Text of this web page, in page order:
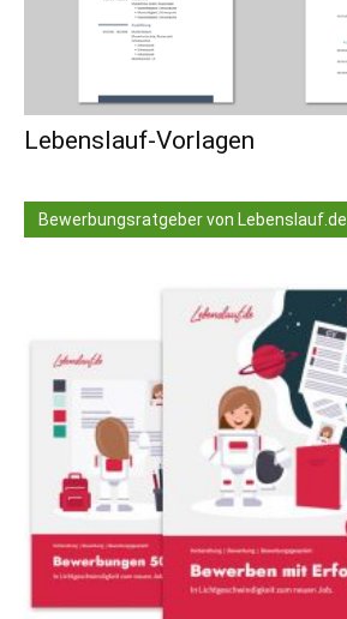
Lebenslauf-Vorlagen
Bewerbungsratgeber von Lebenslauf.de